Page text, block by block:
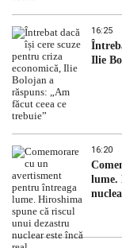
16:25
Ilie
16:20
lume.